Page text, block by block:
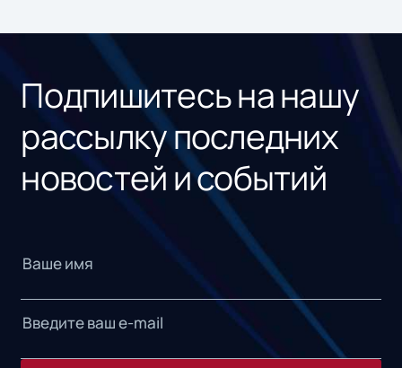
Подпишитесь на нашу
рассылку последних
новостей и событий